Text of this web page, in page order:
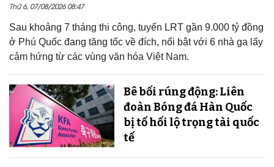
Thứ 6, 07/08/2026 08:47
Sau khoảng 7 tháng thi công, tuyến LRT gần 9.000 tỷ đồng
ở Phú Quốc đang tăng tốc về đích, nổi bật với 6 nhà ga lấy
cảm hứng từ các vùng văn hóa Việt Nam.
Bê bối rúng động: Liên
đoàn Bóng đá Hàn Quốc
bị tố hối lộ trọng tài quốc
tế